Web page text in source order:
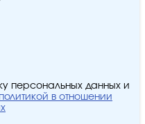
персональных данных и
политикой в отношении